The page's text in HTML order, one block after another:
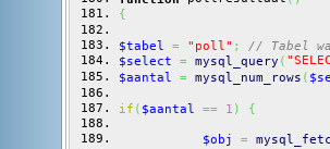
{
$tabel = "poll" ;
// Tabel
$select
= mysql_query (
$aantal
= mysql_num_rows (
if ( $aantal == 1 ) {
$obj =